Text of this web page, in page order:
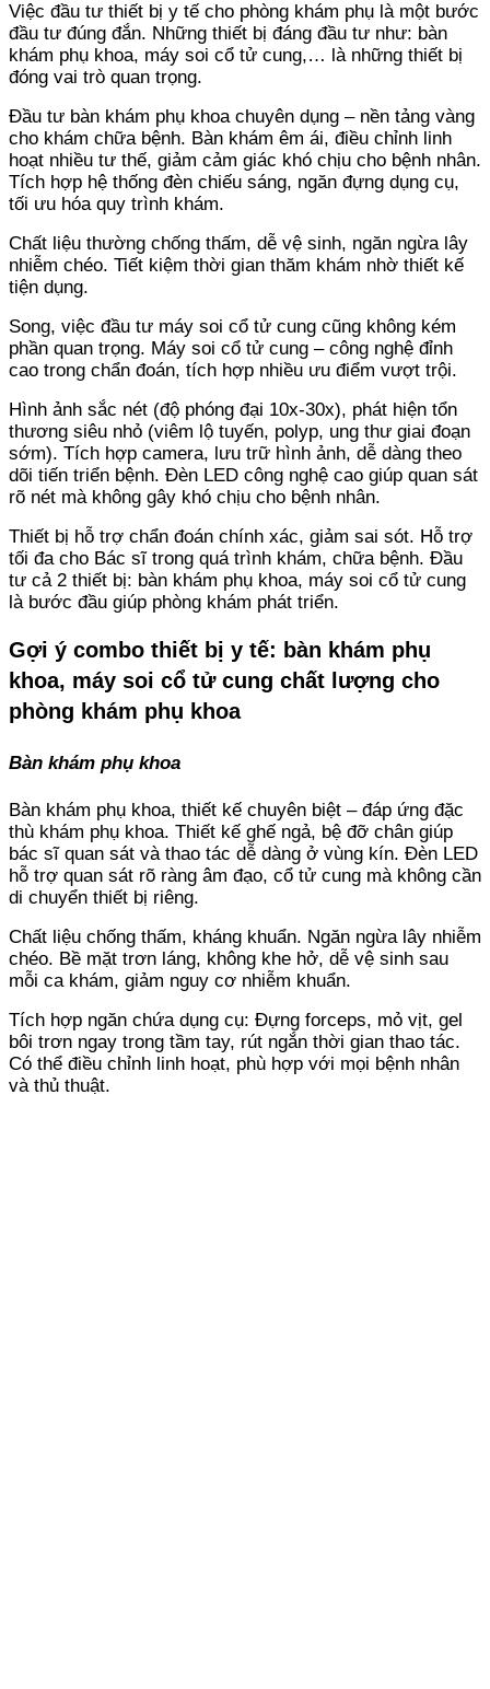
Việc đầu tư thiết bị y tế cho phòng khám phụ là một bước
đầu tư đúng đắn. Những thiết bị đáng đầu tư như: bàn
khám phụ khoa, máy soi cổ tử cung,… là những thiết bị
đóng vai trò quan trọng.
Đầu tư bàn khám phụ khoa chuyên dụng – nền tảng vàng
cho khám chữa bệnh. Bàn khám êm ái, điều chỉnh linh
hoạt nhiều tư thế, giảm cảm giác khó chịu cho bệnh nhân.
Tích hợp hệ thống đèn chiếu sáng, ngăn đựng dụng cụ,
tối ưu hóa quy trình khám.
Chất liệu thường chống thấm, dễ vệ sinh, ngăn ngừa lây
nhiễm chéo. Tiết kiệm thời gian thăm khám nhờ thiết kế
tiện dụng.
Song, việc đầu tư máy soi cổ tử cung cũng không kém
phần quan trọng. Máy soi cổ tử cung – công nghệ đỉnh
cao trong chẩn đoán, tích hợp nhiều ưu điểm vượt trội.
Hình ảnh sắc nét (độ phóng đại 10x-30x), phát hiện tổn
thương siêu nhỏ (viêm lộ tuyến, polyp, ung thư giai đoạn
sớm). Tích hợp camera, lưu trữ hình ảnh, dễ dàng theo
dõi tiến triển bệnh. Đèn LED công nghệ cao giúp quan sát
rõ nét mà không gây khó chịu cho bệnh nhân.
Thiết bị hỗ trợ chẩn đoán chính xác, giảm sai sót. Hỗ trợ
tối đa cho Bác sĩ trong quá trình khám, chữa bệnh. Đầu
tư cả 2 thiết bị: bàn khám phụ khoa, máy soi cổ tử cung
là bước đầu giúp phòng khám phát triển.
Gợi ý combo thiết bị y tế: bàn khám phụ
khoa, máy soi cổ tử cung chất lượng cho
phòng khám phụ khoa
Bàn khám phụ khoa
Bàn khám phụ khoa, thiết kế chuyên biệt – đáp ứng đặc
thù khám phụ khoa. Thiết kế ghế ngả, bệ đỡ chân giúp
bác sĩ quan sát và thao tác dễ dàng ở vùng kín. Đèn LED
hỗ trợ quan sát rõ ràng âm đạo, cổ tử cung mà không cần
di chuyển thiết bị riêng.
Chất liệu chống thấm, kháng khuẩn. Ngăn ngừa lây nhiễm
chéo. Bề mặt trơn láng, không khe hở, dễ vệ sinh sau
mỗi ca khám, giảm nguy cơ nhiễm khuẩn.
Tích hợp ngăn chứa dụng cụ: Đựng forceps, mỏ vịt, gel
bôi trơn ngay trong tầm tay, rút ngắn thời gian thao tác.
Có thể điều chỉnh linh hoạt, phù hợp với mọi bệnh nhân
và thủ thuật.